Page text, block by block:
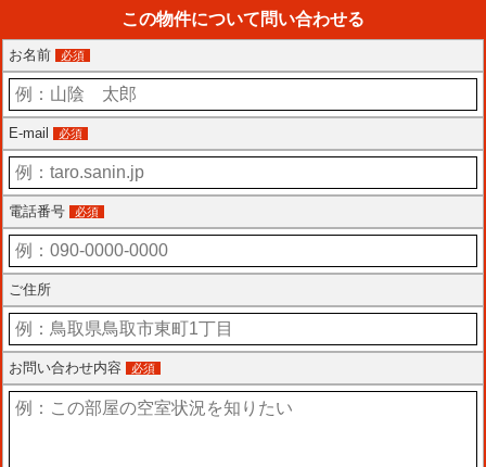
この物件について問い合わせる
お名前 必須
E-mail 必須
電話番号 必須
ご住所
お問い合わせ内容 必須